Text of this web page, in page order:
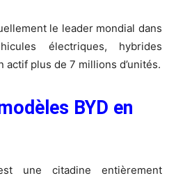
le leader mondial dans
électriques, hybrides
actif plus de 7 millions d’unités.
BYD en
une citadine entièrement